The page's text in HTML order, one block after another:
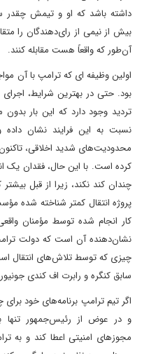
داشته باشد که او و تیمش چقدر
بیش از نیمی از رای‌دهندگان را
آن‌طور که واقعاً هست مقابله کنند.
اولین وظیفه ای که ترامپ با آن
بود. حتی در بهترین شرایط،
تردید وجود دارد که این بار
نسبت به این فرایند نشان
محدودیت‌های شدید اخلاقی،
کرده است. با این حال، فقدان
نشان‌دهنده آن است که دولت
چیزی که توسط تلاش‌های انتقال
سابق کنگره و رابرت اف کندی
و در عوض از رئیس‌جمهور تنها
مجوزهای امنیتی اعطا کند و به